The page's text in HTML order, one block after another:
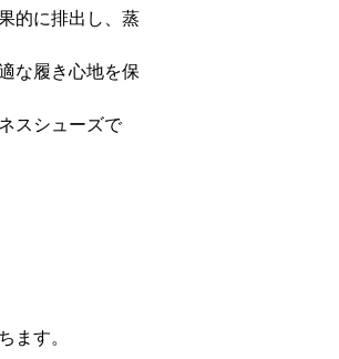
的に排出し、蒸
な履き心地を保
スシューズで
ます。